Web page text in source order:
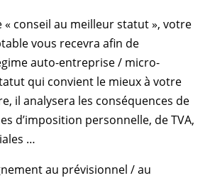
« conseil au meilleur statut », votre
vous recevra afin de
auto-entreprise / micro-
qui convient le mieux à votre
il analysera les conséquences de
d’imposition personnelle, de TVA,
…
au prévisionnel / au